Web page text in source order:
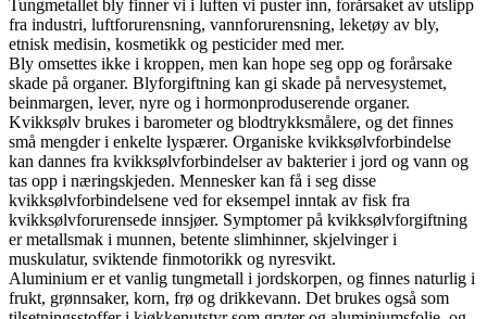
Tungmetallet bly finner vi i luften vi puster inn, forårsaket av utslipp
fra industri, luftforurensning, vannforurensning, leketøy av bly,
etnisk medisin, kosmetikk og pesticider med mer.
Bly omsettes ikke i kroppen, men kan hope seg opp og forårsake
skade på organer. Blyforgiftning kan gi skade på nervesystemet,
beinmargen, lever, nyre og i hormonproduserende organer.
Kvikksølv brukes i barometer og blodtrykksmålere, og det finnes
små mengder i enkelte lyspærer. Organiske kvikksølvforbindelse
kan dannes fra kvikksølvforbindelser av bakterier i jord og vann og
tas opp i næringskjeden. Mennesker kan få i seg disse
kvikksølvforbindelsene ved for eksempel inntak av fisk fra
kvikksølvforurensede innsjøer. Symptomer på kvikksølvforgiftning
er metallsmak i munnen, betente slimhinner, skjelvinger i
muskulatur, sviktende finmotorikk og nyresvikt.
Aluminium er et vanlig tungmetall i jordskorpen, og finnes naturlig i
frukt, grønnsaker, korn, frø og drikkevann. Det brukes også som